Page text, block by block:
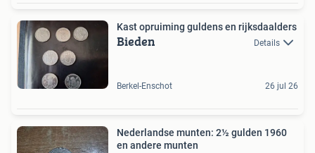
Kast opruiming guldens en rijksdaalders
Bieden Details
Berkel-Enschot 26 jul 26
Nederlandse munten: 2½ gulden 1960
en andere munten